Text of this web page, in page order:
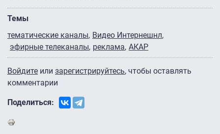
Темы
тематические каналы Видео Интернешнл
эфирные телеканалы реклама АКАР
Войдите или зарегистрируйтесь, чтобы оставлять
комментарии
Поделиться: